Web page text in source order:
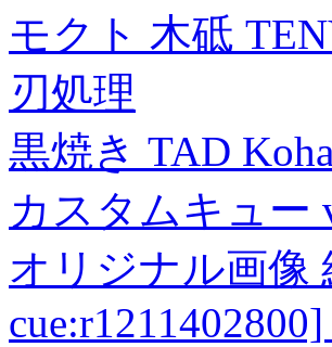
モクト 木砥
刃処理
黒焼き TAD
カスタムキュー
オリジナル画像
cue:r1211402800]